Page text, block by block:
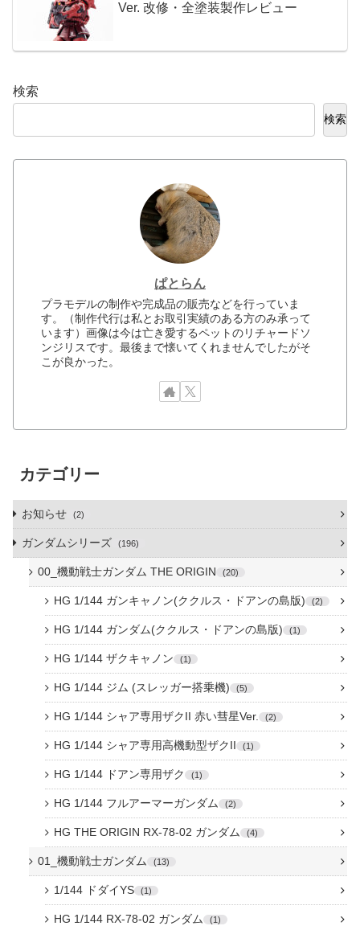
Ver. 改修・全塗装製作レビュー
検索
検索
ぱとらん
プラモデルの制作や完成品の販売などを行っていま
す。（制作代行は私とお取引実績のある方のみ承って
います）画像は今は亡き愛するペットのリチャードソ
ンジリスです。最後まで懐いてくれませんでしたがそ
こが良かった。
カテゴリー
お知らせ 2
ガンダムシリーズ 196
00_機動戦士ガンダム THE ORIGIN 20
HG 1/144 ガンキャノン(ククルス・ドアンの島版) 2
HG 1/144 ガンダム(ククルス・ドアンの島版) 1
HG 1/144 ザクキャノン 1
HG 1/144 ジム (スレッガー搭乗機) 5
HG 1/144 シャア専用ザクII 赤い彗星Ver. 2
HG 1/144 シャア専用高機動型ザクII 1
HG 1/144 ドアン専用ザク 1
HG 1/144 フルアーマーガンダム 2
HG THE ORIGIN RX-78-02 ガンダム 4
01_機動戦士ガンダム 13
1/144 ドダイYS 1
HG 1/144 RX-78-02 ガンダム 1